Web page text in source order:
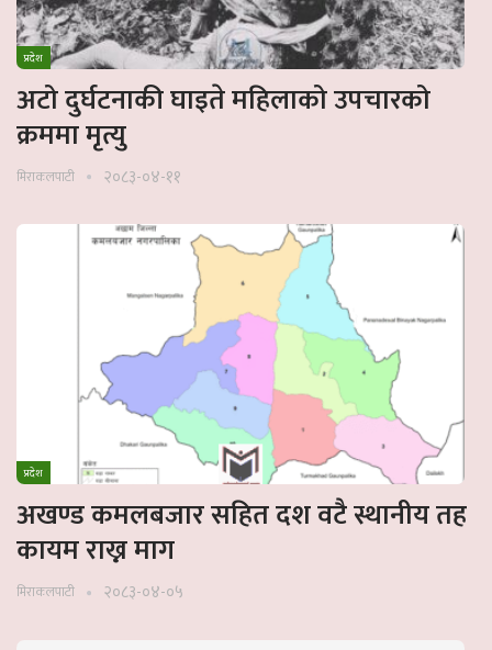
प्रदेश
अटो दुर्घटनाकी घाइते महिलाको उपचारको
क्रममा मृत्यु
मिराकलपाटी २०८३-०४-११
प्रदेश
अखण्ड कमलबजार सहित दश वटै स्थानीय तह
कायम राख्न माग
मिराकलपाटी २०८३-०४-०५